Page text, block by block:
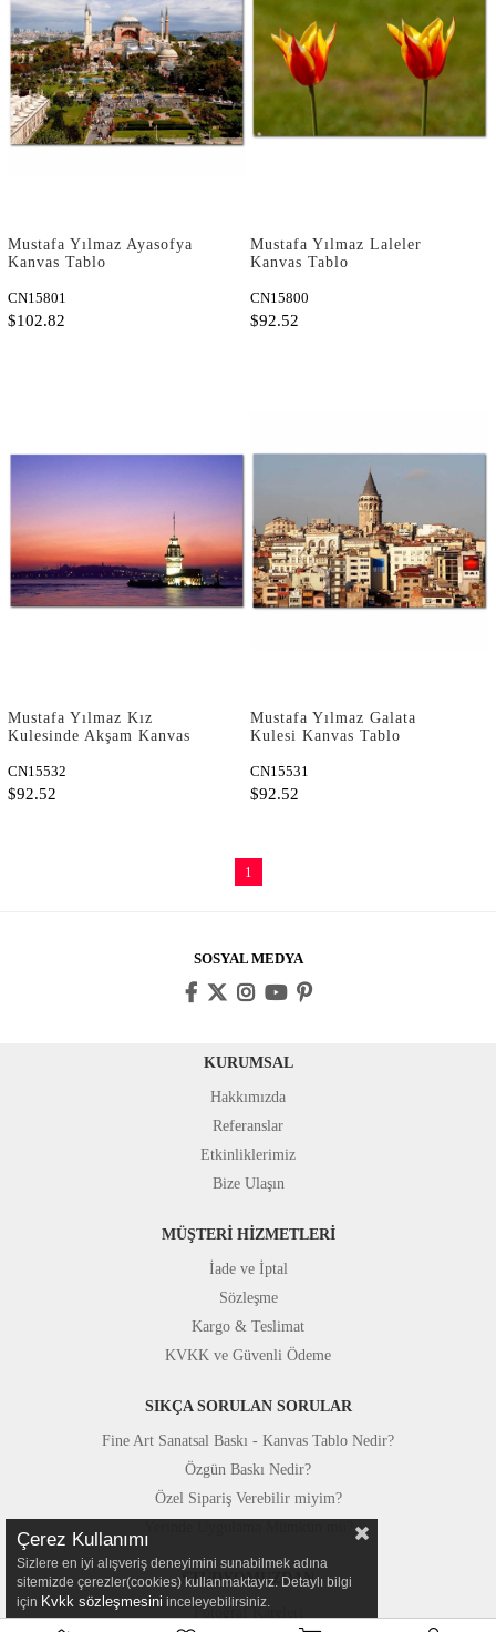
Mustafa Yılmaz Ayasofya
Kanvas Tablo
CN15801
$102.82
Mustafa Yılmaz Laleler
Kanvas Tablo
CN15800
$92.52
Mustafa Yılmaz Kız
Kulesinde Akşam Kanvas
CN15532
$92.52
Mustafa Yılmaz Galata
Kulesi Kanvas Tablo
CN15531
$92.52
1
SOSYAL MEDYA
KURUMSAL
Hakkımızda
Referanslar
Etkinliklerimiz
Bize Ulaşın
MÜŞTERİ HİZMETLERİ
İade ve İptal
Sözleşme
Kargo & Teslimat
KVKK ve Güvenli Ödeme
SIKÇA SORULAN SORULAR
Fine Art Sanatsal Baskı - Kanvas Tablo Nedir?
Özgün Baskı Nedir?
Özel Sipariş Verebilir miyim?
STÜDYOMUZDAN
Fotoğraf Kareleri
Çerez Kullanımı
Sizlere en iyi alışveriş deneyimini sunabilmek adına
sitemizde çerezler(cookies) kullanmaktayız. Detaylı bilgi
için Kvkk sözleşmesini inceleyebilirsiniz.